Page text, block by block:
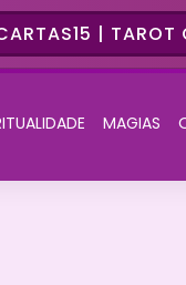
| TAROT
MAGIAS